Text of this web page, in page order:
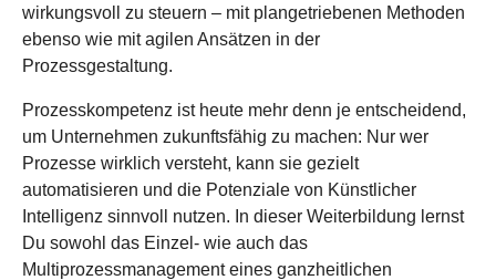
wirkungsvoll zu steuern – mit plangetriebenen Methoden
ebenso wie mit agilen Ansätzen in der
Prozessgestaltung.
Prozesskompetenz ist heute mehr denn je entscheidend,
um Unternehmen zukunftsfähig zu machen: Nur wer
Prozesse wirklich versteht, kann sie gezielt
automatisieren und die Potenziale von Künstlicher
Intelligenz sinnvoll nutzen. In dieser Weiterbildung lernst
Du sowohl das Einzel- wie auch das
Multiprozessmanagement eines ganzheitlichen